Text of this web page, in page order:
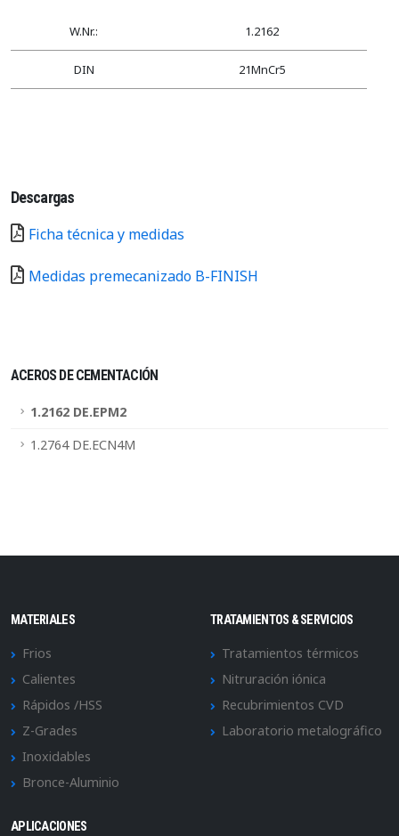
ACEROS DE CEMENTACIÓN
1.2162 DE.EPM2
1.2764 DE.ECN4M
W.Nr.: 1.2162
DIN 21MnCr5
Descargas
Ficha técnica y medidas
Medidas premecanizado B-FINISH
MATERIALES
Frios
Calientes
Rápidos /HSS
Z-Grades
Inoxidables
Bronce-Aluminio
TRATAMIENTOS & SERVICIOS
Tratamientos térmicos
Nitruración iónica
Recubrimientos CVD
Laboratorio metalográfico
APLICACIONES